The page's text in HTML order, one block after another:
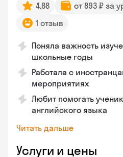
4.88 от 893 ₽ за
1 отзыв
Поняла важность
школьные годы
Работала с
мероприятиях
Любит помогать
английского языка
Читать дальше
Услуги и цены